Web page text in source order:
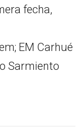
fecha,
EM Carhué
Sarmiento